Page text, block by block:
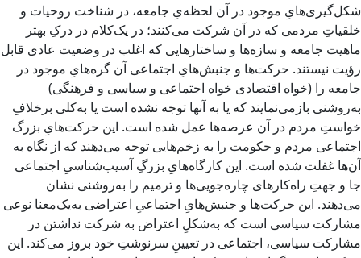
شکل‌گیری‌هایِ موجود در آن لحظه‌یِ جامعه، در شناخت روحیات و
خلقیاتِ مردمی که در آن شرکت می‌کنند؛ در یک‌کلام در درکِ بهتر
ماهیت جامعه و سازه‌ها و ساختارهایی که اغلب در وضعیت عادی قابل
رؤیت نیستند. حرکت‌ها و جنبش‌هایِ اجتماعی آن گره‌هایِ موجود در
جامعه را (خواه اقتصادی خواه اجتماعی و سیاسی و فرهنگی)
به‌روشنی بازمی‌نمایند که یا به آنها توجه نشده است یا به‌کلی برخلافِ
خواستِ مردم در آن عرصه‌ها عمل شده است. این حرکت‌هایِ بزرگ
اجتماعی مردم و حکومت را به زخم‌هایی توجه می‌دهند که از نگاه به
آن‌ها غفلت شده است. این کارگاه‌هایِ بزرگِ آسیب‌شناسیِ اجتماعی
جا و جهتِ راه‌کارهای چاره‌جویی‌ها و ترمیم را به‌روشنی نشان
می‌دهند. این حرکت‌ها و جنبش‌هایِ اجتماعیِ اعتراضی به‌یک‌معنا نوعی
مشارکت سیاسی است که به‌شکلِ اعتراض به شرکت نداشتن در
مشارکت سیاسی، اجتماعی در تعیینِ سرنوشتِ خود بروز می‌کند. این